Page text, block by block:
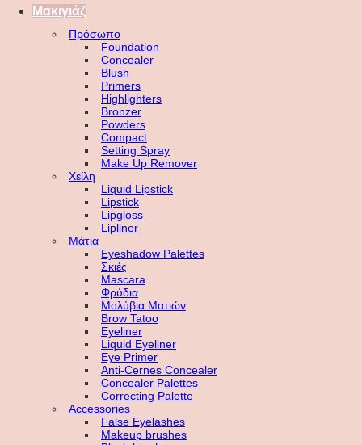
Μακιγιάζ
Πρόσωπο
Foundation
Concealer
Blush
Primers
Highlighters
Bronzer
Powders
Compact
Setting Spray
Make Up Remover
Χείλη
Liquid Lipstick
Lipstick
Lipgloss
Lipliner
Μάτια
Eyeshadow Palettes
Σκιές
Mascara
Φρύδια
Μολύβια Ματιών
Brow Tatoo
Eyeliner
Liquid Eyeliner
Eye Primer
Anti-Cernes Concealer
Concealer Palettes
Correcting Palette
Accessories
False Eyelashes
Makeup brushes